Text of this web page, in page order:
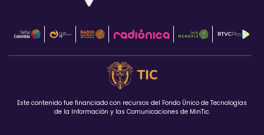
Este contenido fue financiado con recursos del Fondo Único de Tecnologías
de la Información y las Comunicaciones de MinTic.